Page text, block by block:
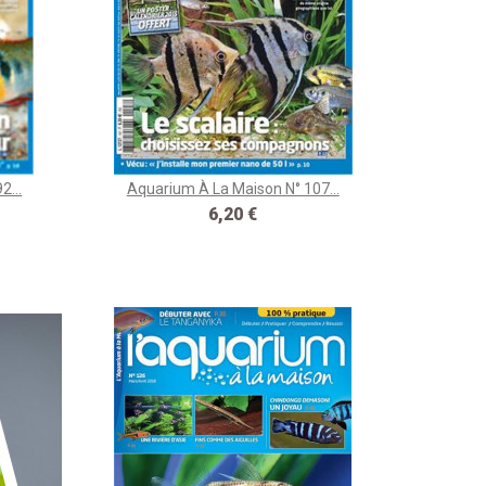
Aquarium À La Maison N° 107...
Prix
6,20 €